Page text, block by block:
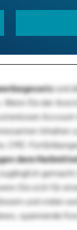
und
Sie der
CME-
dem
Sie sich für
und vielen
spannende